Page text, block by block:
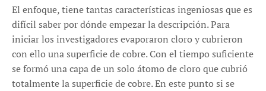
El enfoque, tiene tantas características ingeniosas que es
difícil saber por dónde empezar la descripción. Para
iniciar los investigadores evaporaron cloro y cubrieron
con ello una superficie de cobre. Con el tiempo suficiente
se formó una capa de un solo átomo de cloro que cubrió
totalmente la superficie de cobre. En este punto si se